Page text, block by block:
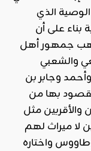
الذي
بناء على أن
ذهب جمهور أهل
والشعبي
وجابر بن
بها من
والأقربين مثل
لا ميراث لهم
واختاره